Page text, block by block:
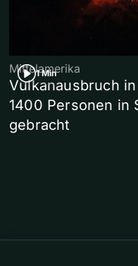
1 Min
Mittelamerika
Vulkanausbruch
1400 Personen in
gebracht